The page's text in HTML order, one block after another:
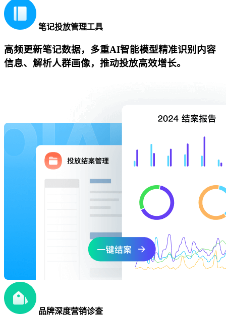
笔记投放管理工具
高频更新笔记数据，多重AI智能模型精准识别内容
信息、解析人群画像，推动投放高效增长。
品牌深度营销诊查